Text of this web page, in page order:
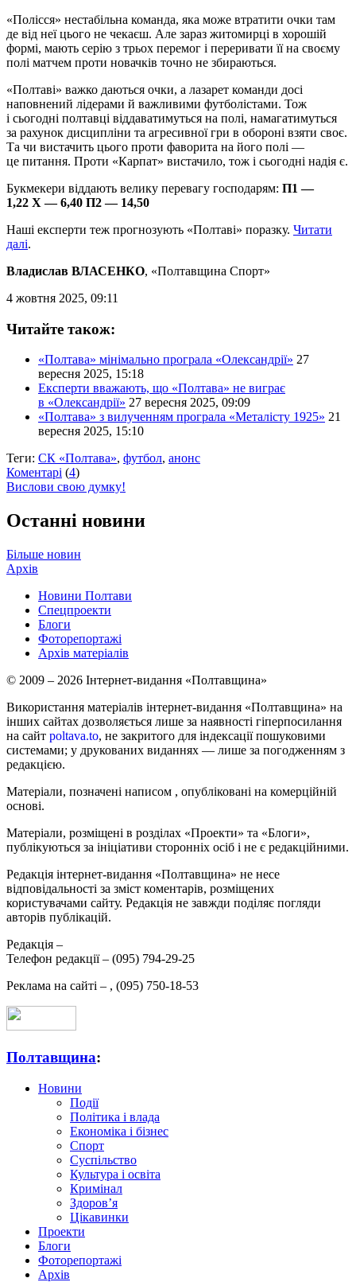
«Полісся» нестабільна команда, яка може втратити очки там
де від неї цього не чекаєш. Але зараз житомирці в хорошій
формі, мають серію з трьох перемог і переривати її на своєму
полі матчем проти новачків точно не збираються.
«Полтаві» важко даються очки, а лазарет команди досі
наповнений лідерами й важливими футболістами. Тож
і сьогодні полтавці віддаватимуться на полі, намагатимуться
за рахунок дисципліни та агресивної гри в обороні взяти своє.
Та чи вистачить цього проти фаворита на його полі —
це питання. Проти «Карпат» вистачило, тож і сьогодні надія є.
Букмекери віддають велику перевагу господарям: П1 —
1,22 Х — 6,40 П2 — 14,50
Наші експерти теж прогнозують «Полтаві» поразку. Читати
далі.
Владислав ВЛАСЕНКО, «Полтавщина Спорт»
4 жовтня 2025, 09:11
Читайте також:
«Полтава» мінімально програла «Олександрії» 27
вересня 2025, 15:18
Експерти вважають, що «Полтава» не виграє
в «Олександрії» 27 вересня 2025, 09:09
«Полтава» з вилученням програла «Металісту 1925» 21
вересня 2025, 15:10
Теги: СК «Полтава», футбол, анонс
Коментарі (4)
Вислови свою думку!
Останні новини
Більше новин
Архів
Новини Полтави
Спецпроекти
Блоги
Фоторепортажі
Архів матеріалів
© 2009 – 2026 Інтернет-видання «Полтавщина»
Використання матеріалів інтернет-видання «Полтавщина» на
інших сайтах дозволяється лише за наявності гіперпосилання
на сайт poltava.to, не закритого для індексації пошуковими
системами; у друкованих виданнях — лише за погодженням з
редакцією.
Матеріали, позначені написом , опубліковані на комерційній
основі.
Матеріали, розміщені в розділах «Проекти» та «Блоги»,
публікуються за ініціативи сторонніх осіб і не є редакційними.
Редакція інтернет-видання «Полтавщина» не несе
відповідальності за зміст коментарів, розміщених
користувачами сайту. Редакція не завжди поділяє погляди
авторів публікацій.
Редакція –
Телефон редакції – (095) 794-29-25
Реклама на сайті – , (095) 750-18-53
Полтавщина:
Новини
Події
Політика і влада
Економіка і бізнес
Спорт
Суспільство
Культура і освіта
Кримінал
Здоров’я
Цікавинки
Проекти
Блоги
Фоторепортажі
Архів